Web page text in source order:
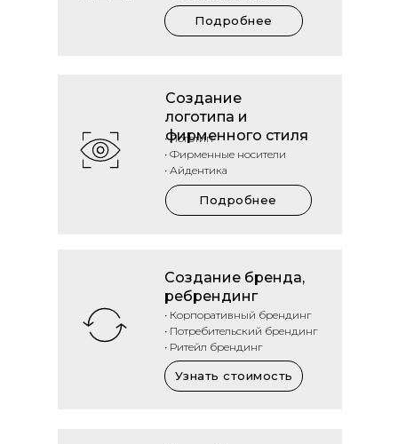
Создание
логотипа и
фирменного стиля
Подробнее
Подробнее
• Логотип
• Фирменные носители
• Айдентика
Узнать стоимость
Создание бренда,
ребрендинг
• Корпоративный брендинг
• Потребительский брендинг
• Ритейл брендинг